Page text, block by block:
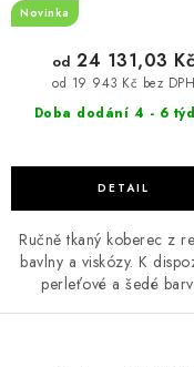
Novinka
Doba dodání 4 - 6
od 19 943 Kč bez DPH
od 24 131,03 Kč
Ručně tkaný koberec z
bavlny a viskózy. K
perleťové a šedé